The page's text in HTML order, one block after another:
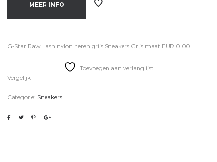
MEER INFO
G-Star Raw Lash nylon heren grijs Sneakers Grijs maat EUR 0.00
Toevoegen aan verlanglijst
Vergelijk
Categorie: Sneakers